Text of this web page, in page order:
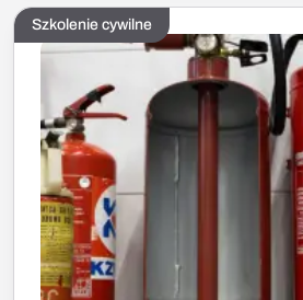
Szkolenie cywilne